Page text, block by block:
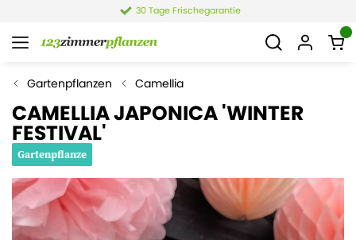
30 Tage Frischegarantie
Gartenpflanzen Camellia
CAMELLIA JAPONICA 'WINTER
FESTIVAL'
Gartenpflanze